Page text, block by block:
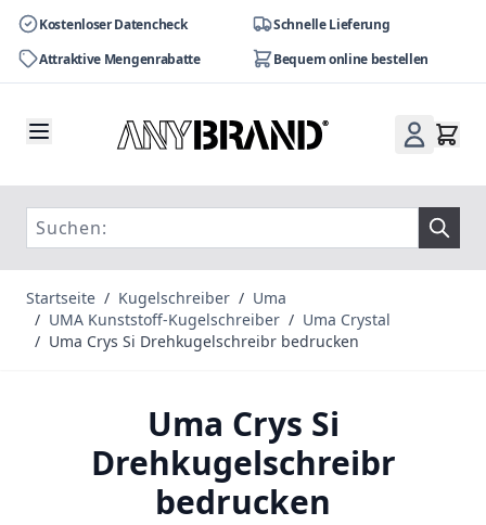
Kostenloser Datencheck
Schnelle Lieferung
Attraktive Mengenrabatte
Bequem online bestellen
Startseite / Kugelschreiber / Uma
/ UMA Kunststoff-Kugelschreiber / Uma Crystal
/ Uma Crys Si Drehkugelschreibr bedrucken
Uma Crys Si
Drehkugelschreibr
bedrucken